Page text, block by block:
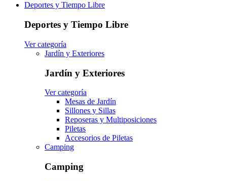
Deportes y Tiempo Libre
Deportes y Tiempo Libre
Ver categoría
Jardín y Exteriores
Jardín y Exteriores
Ver categoría
Mesas de Jardín
Sillones y Sillas
Reposeras y Multiposiciones
Piletas
Accesorios de Piletas
Camping
Camping